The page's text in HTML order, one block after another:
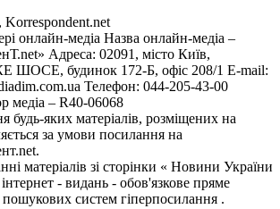
онлайн-медіа Назва онлайн-медіа –
Адреса: 02091, місто Київ,
ШОСЕ, будинок 172-Б, офіс 208/1 E-mail:
Телефон: 044-205-43-00
медіа – R40-06068
будь-яких матеріалів, розміщених на
за умови посилання на
матеріалів зі сторінки « Новини України
інтернет - видань - обов'язкове пряме
пошукових систем гіперпосилання .